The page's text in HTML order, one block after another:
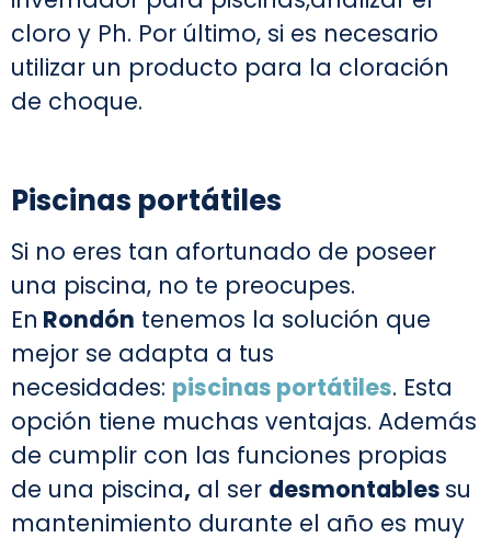
cloro y Ph. Por último, si es necesario
utilizar un producto para la cloración
de choque.
Piscinas portátiles
Si no eres tan afortunado de poseer
una piscina, no te preocupes.
En Rondón tenemos la solución que
mejor se adapta a tus
necesidades: piscinas portátiles. Esta
opción tiene muchas ventajas. Además
de cumplir con las funciones propias
de una piscina, al ser desmontables su
mantenimiento durante el año es muy